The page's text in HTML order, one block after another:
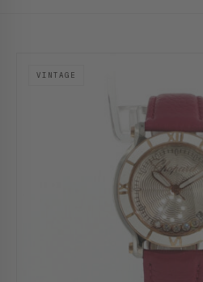
VINTAGE